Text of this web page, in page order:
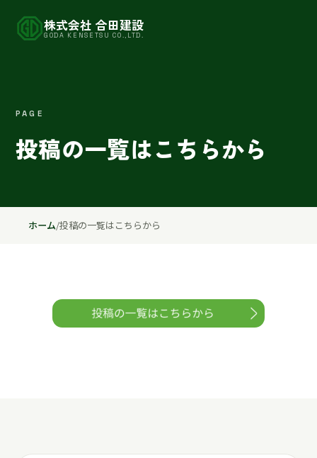
株式会社 合田建設
GODA KENSETSU CO.,LTD.
PAGE
投稿の一覧はこちらから
ホーム/投稿の一覧はこちらから